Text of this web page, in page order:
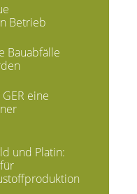
Betrieb
Bauabfälle
eine
und Platin: